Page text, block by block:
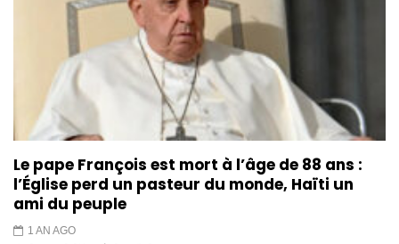
Le pape François est mort à l’âge de 88 ans :
l’Église perd un pasteur du monde, Haïti un
ami du peuple
1 AN AGO